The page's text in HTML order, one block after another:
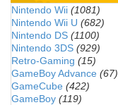
Nintendo Wii (1081)
Nintendo Wii U (682)
Nintendo DS (1100)
Nintendo 3DS (929)
Retro-Gaming (15)
GameBoy Advance (67)
GameCube (422)
GameBoy (119)